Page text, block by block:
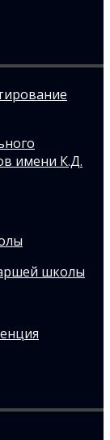
имени К.Д.
школы